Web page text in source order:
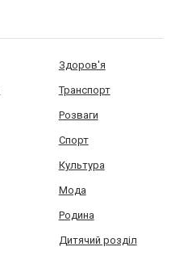
Здоров'я
Транспорт
Розваги
Спорт
Культура
Мода
Родина
Дитячий розділ